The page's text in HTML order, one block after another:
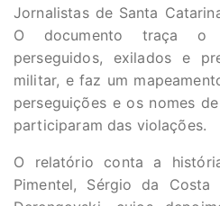
Jornalistas de Santa
O documento traça o
perseguidos, exilados e
militar, e faz um
perseguições e os nomes
participaram das violações.
O relatório conta a
Pimentel, Sérgio da Costa